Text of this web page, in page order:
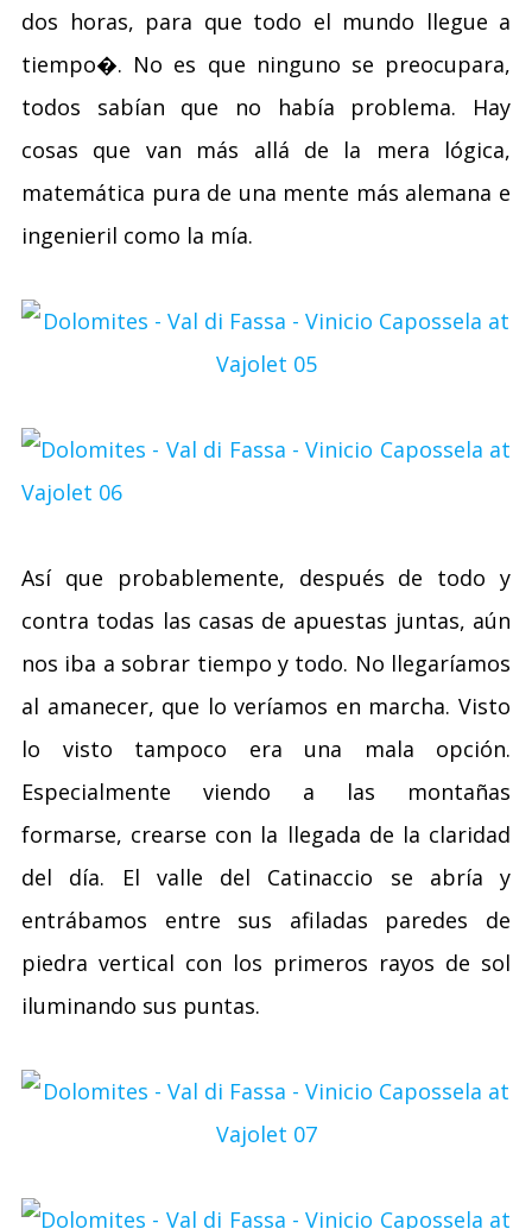
dos horas, para que todo el mundo llegue a
tiempo�. No es que ninguno se preocupara,
todos sabían que no había problema. Hay
cosas que van más allá de la mera lógica,
matemática pura de una mente más alemana e
ingenieril como la mía.
Así que probablemente, después de todo y
contra todas las casas de apuestas juntas, aún
nos iba a sobrar tiempo y todo. No llegaríamos
al amanecer, que lo veríamos en marcha. Visto
lo visto tampoco era una mala opción.
Especialmente viendo a las montañas
formarse, crearse con la llegada de la claridad
del día. El valle del Catinaccio se abría y
entrábamos entre sus afiladas paredes de
piedra vertical con los primeros rayos de sol
iluminando sus puntas.